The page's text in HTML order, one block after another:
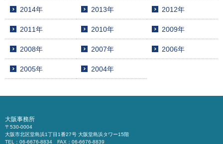
2014年 2013年 2012年
2011年 2010年 2009年
2008年 2007年 2006年
2005年 2004年
大阪事務所
〒530-0004
大阪市北区堂島浜1丁目1番27号 大阪堂島浜タワー15階
TEL：06-6676-8834 FAX：06-6676-8839